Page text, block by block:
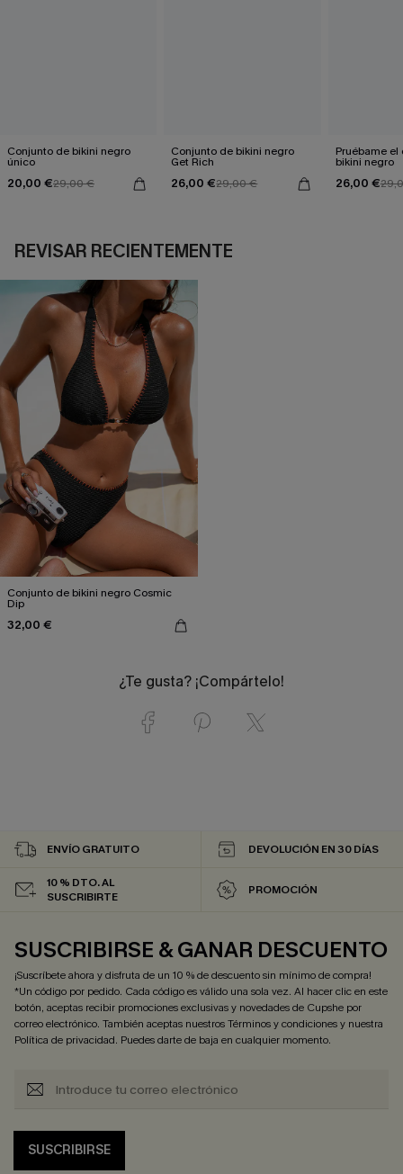
Conjunto de bikini negro
único
20,00 €29,00 €
Conjunto de bikini negro
Get Rich
26,00 €29,00 €
Pruébame
bikini negro
26,00 €
REVISAR RECIENTEMENTE
Conjunto de bikini negro Cosmic
Dip
32,00 €
¿Te gusta? ¡Compártelo!
ENVÍO GRATUITO DEVOLUCIÓN EN 30 DÍAS
10 % DTO. AL
SUSCRIBIRTE
PROMOCIÓN
SUSCRIBIRSE & GANAR DESCUENTO
¡Suscríbete ahora y disfruta de un 10 % de descuento sin mínimo de compra!
*Un código por pedido. Cada código es válido una sola vez. Al hacer clic en este
botón, aceptas recibir promociones exclusivas y novedades de Cupshe por
correo electrónico. También aceptas nuestrosTérminos y condicionesy nuestra
Política de privacidad. Puedes darte de baja en cualquier momento.
SUSCRIBIRSE